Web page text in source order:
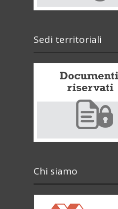
Sedi territoriali
Chi siamo